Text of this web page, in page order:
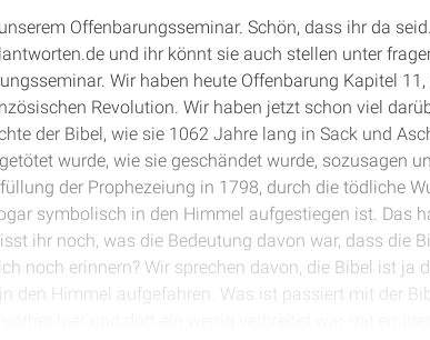
Offenbarungsseminar. Schön, dass ihr da
und ihr könnt sie auch stellen unter
Wir haben heute Offenbarung Kapitel 11,
Revolution. Wir haben jetzt schon viel
der Bibel, wie sie 1062 Jahre lang in Sack und
wurde, wie sie geschändet wurde, sozusagen
der Prophezeiung in 1798, durch die tödliche
symbolisch in den Himmel aufgestiegen ist. Das
ihr noch, was die Bedeutung davon war, dass die
noch erinnern? Wir sprechen davon, die Bibel ist ja
den Himmel aufgefahren. Was ist passiert mit der